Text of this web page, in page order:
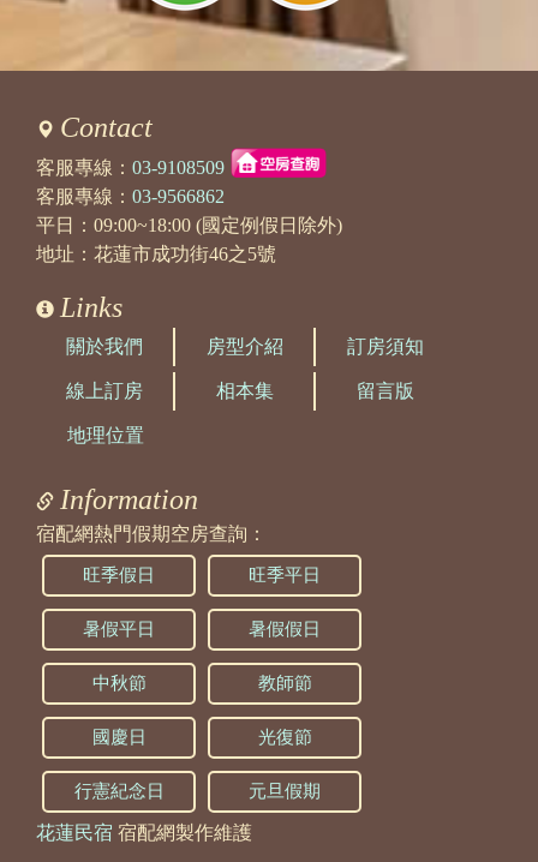
2025/09/20 22:38:50
內容：
回覆：
您好，目前依您的房間需求 可選任3房包棟共
6000元（含免費停車場），我們會提供給您：
古典玫瑰2人房、英式鄉村2人房、森林4人房
我們的2人房有：浴缸。森林4人房為：乾濕分
離衛浴（能為您準備嬰兒澡盆+小凳子）
2024/10/30 20:32:43
黃千紋
主題：
8人-10人包棟
回覆：
您好：
及一間四人套房，依據訂房人數提供相應房
訪客：
張
主題：
住宿相關問題
內容：
你好
1.請問5/31.6/1
8-10人要包棟
價錢是8000*2天
所以不會有其他房客對吧
2.請問有早餐或是有提供其他東西 嗎
回覆：
您好：
感謝您的詢問。
目前5/31、6/1還能包棟呦，費用為：8000*2晚
Contact
客服專線： 03-9108509
客服專線： 03-9566862
平日：09:00~18:00 (國定例假日除外)
地址：花蓮市成功街46之5號
Links
關於我們 房型介紹 訂房須知
線上訂房 相本集 留言版
地理位置
Information
宿配網熱門假期空房查詢：
旺季假日 旺季平日
暑假平日 暑假假日
中秋節 教師節
國慶日 光復節
行憲紀念日 元旦假期
花蓮民宿 宿配網製作維護